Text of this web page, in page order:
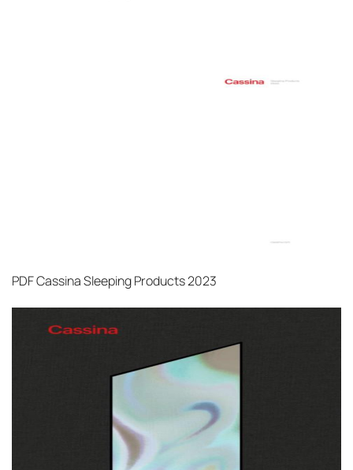
PDFCassina Sleeping Products 2023